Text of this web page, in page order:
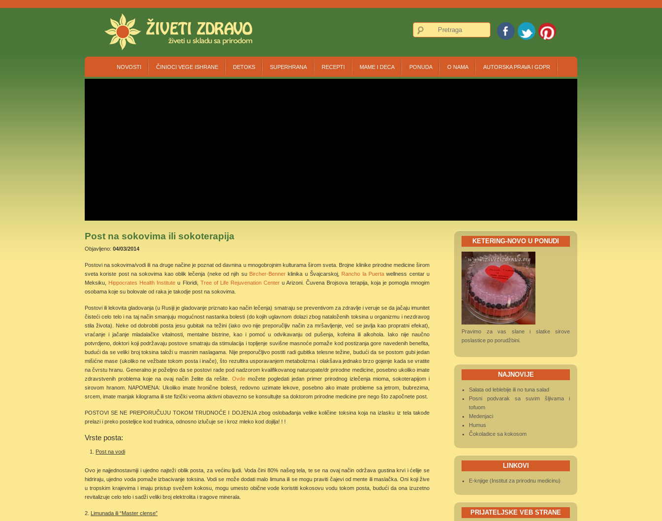
NOVOSTI ČINIOCI VEGE ISHRANE DETOKS SUPERHRANA RECEPTI MAME I DECA PONUDA O NAMA AUTORSKA PRAVA I GDPR
Post na sokovima ili sokoterapija
Objavljeno: 04/03/2014
Postovi na sokovima/vodi ili na druge načine je poznat od davnina u mnogobrojnim kulturama širom sveta. Brojne klinike prirodne medicine širom
sveta koriste post na sokovima kao oblik lečenja (neke od njih su Bircher-Benner klinika u Švajcarskoj, Rancho la Puerta wellness centar u
Meksiku, Hippocrates Health Institute u Floridi, Tree of Life Rejuvenation Center u Arizoni. Čuvena Brojsova terapija, koja je pomogla mnogim
osobama koje su bolovale od raka je takodje post na sokovima.
Postovi ili lekovita gladovanja (u Rusiji je gladovanje priznato kao način lečenja) smatraju se preventivom za zdravlje i veruje se da jačaju imunitet
čisteći celo telo i na taj način smanjuju mogućnost nastanka bolesti (do kojih uglavnom dolazi zbog nataloženih toksina u organizmu i nezdravog
stila života). Neke od dobrobiti posta jesu gubitak na težini (iako ovo nije preporučljiv način za mršavljenje, već se javlja kao propratni efekat),
vraćanje i jačanje mladalačke vitalnosti, mentalne bistrine, kao i pomoć u odvikavanju od pušenja, kofeina ili alkohola. Iako nije naučno
potvrdjeno, doktori koji podržavaju postove smatraju da stimulacija i topljenje suvišne masnoće pomaže kod postizanja gore navedenih benefita,
budući da se veliki broj toksina taloži u masnim naslagama. Nije preporučljivo postiti radi gubitka telesne težine, budući da se postom gubi jedan
mišićne mase (ukoliko ne vežbate tokom posta i inače), što rezultira usporavanjem metabolizma i olakšava jednako brzo gojenje kada se vratite
na čvrstu hranu. Generalno je poželjno da se postovi rade pod nadzorom kvalifikovanog naturopate/dr prirodne medicine, posebno ukoliko imate
zdravstvenih problema koje na ovaj način želite da rešite. Ovdemožete pogledati jedan primer prirodnog izlečenja mioma, sokoterapijom i
sirovom hranom. NAPOMENA: Ukoliko imate hronične bolesti, redovno uzimate lekove, posebno ako imate probleme sa jetrom, bubrezima,
srcem, imate manjak kilograma ili ste fizički veoma aktivni obavezno se konsultujte sa doktorom prirodne medicine pre nego što započnete post.
POSTOVI SE NE PREPORUČUJU TOKOM TRUDNOĆE I DOJENJA zbog oslobađanja velike količine toksina koja na izlasku iz tela takođe
prelazi i preko posteljice kod trudnica, odnosno izlučuje se i kroz mleko kod dojilja! ! !
Vrste posta:
Post na vodi
Ovo je najjednostavniji i ujedno najteži oblik posta, za većinu ljudi. Voda čini 80% našeg tela, te se na ovaj način održava gustina krvi i ćelije se
hidriraju, ujedno voda pomaže izbacivanje toksina. Vodi se može dodati malo limuna ili se mogu praviti čajevi od mente ili maslačka. Oni koji žive
u tropskim krajevima i imaju pristup svežem kokosu, mogu umesto obične vode koristiti kokosovu vodu tokom posta, budući da ona izuzetno
revitalizuje celo telo i sadži veliki broj elektrolita i tragove minerala.
2. Limunada ili “Master clense”
KETERING-NOVO U PONUDI
Pravimo za vas slane i slatke sirove
poslastice po porudžbini.
NAJNOVIJE
Salata od leblebije ili no tuna salad
Posni podvarak sa suvim šljivama i
tofuom
Medenjaci
Humus
Čokoladice sa kokosom
LINKOVI
E-knjige (Institut za prirodnu medicinu)
PRIJATELJSKE VEB STRANE